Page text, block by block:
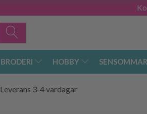
BRODERI HOBBY
Leverans 3-4 vardagar